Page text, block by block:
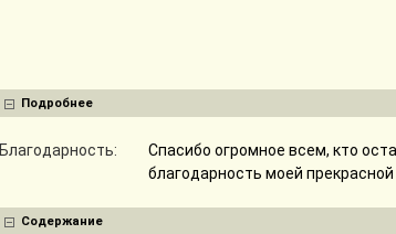
Подробнее
Благодарность:
Спасибо огромное всем, кто
благодарность моей прекрасной
Содержание